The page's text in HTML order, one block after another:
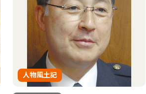
人物風土記